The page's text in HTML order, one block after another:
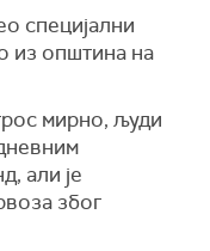
специјални
из општина на
мирно, људи
али је
због